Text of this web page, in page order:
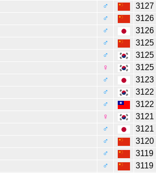
♂
3127
♂
3126
♂
3126
♂
3125
♂
3125
♀
3125
♂
3123
♂
3122
♂
3122
♀
3121
♂
3121
♂
3120
♂
3119
♂ 3119